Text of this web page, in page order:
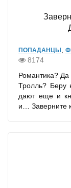
ПОПАДАНЦЫ
8174
Романтика?
Тролль? Беру
дают еще и
и… Заверните